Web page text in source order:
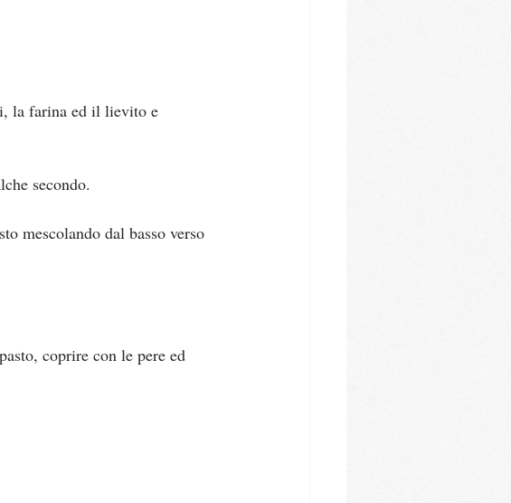
la farina ed il lievito e
secondo.
mescolando dal basso verso
coprire con le pere ed